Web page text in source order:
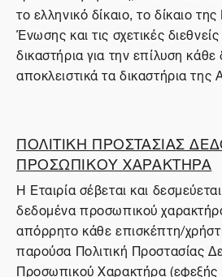
το ελληνικό δίκαιο, το δίκαιο
Ένωσης και τις σχετικές
δικαστήρια για την επίλυση κάθε
αποκλειστικά τα δικαστήρια
ΠΟΛΙΤΙΚΗ ΠΡΟΣΤΑΣΙΑΣ
ΠΡΟΣΩΠΙΚΟΥ ΧΑΡΑΚΤΗΡΑ
Η Εταιρία σέβεται και
δεδομένα προσωπικού
απόρρητο κάθε επισκέπτη/
παρούσα Πολιτική Προστασίας
Προσωπικού Χαρακτήρα (εφεξής